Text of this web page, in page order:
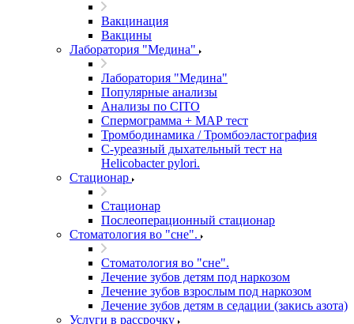
Вакцинация
Вакцины
Лаборатория "Медина"
Лаборатория "Медина"
Популярные анализы
Анализы по CITO
Спермограмма + МАР тест
Тромбодинамика / Тромбоэластография
С-уреазный дыхательный тест на
Helicobacter pylori.
Стационар
Стационар
Послеоперационный стационар
Стоматология во "сне".
Стоматология во "сне".
Лечение зубов детям под наркозом
Лечение зубов взрослым под наркозом
Лечение зубов детям в седации (закись азота)
Услуги в рассрочку